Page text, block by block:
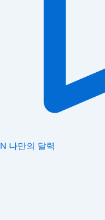
N 나만의 달력